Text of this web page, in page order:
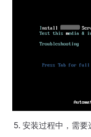
安装过程中，需要